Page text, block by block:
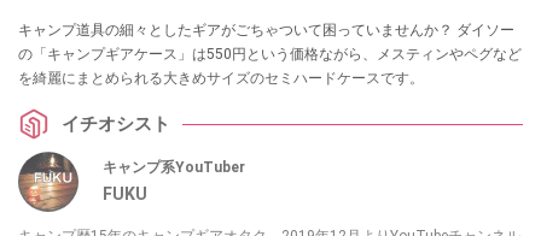
キャンプ道具の細々としたギアがごちゃついて困っていませんか？ ダイソー
の「キャンプギアケース」は550円という価格ながら、メスティンやペグなど
を綺麗にまとめられる大きめサイズのセミハードケースです。
イチオシスト
キャンプ系YouTuber
FUKU